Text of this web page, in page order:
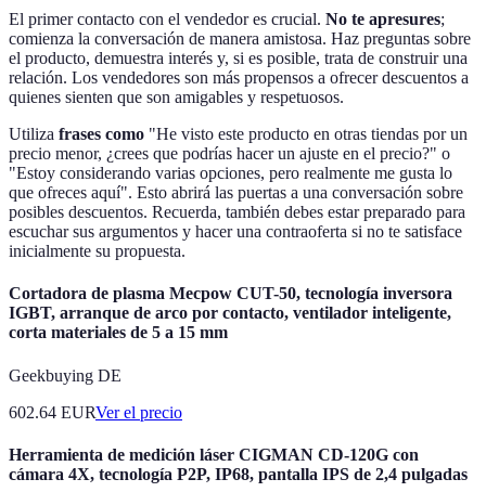
El primer contacto con el vendedor es crucial. No te apresures;
comienza la conversación de manera amistosa. Haz preguntas sobre
el producto, demuestra interés y, si es posible, trata de construir una
relación. Los vendedores son más propensos a ofrecer descuentos a
quienes sienten que son amigables y respetuosos.
Utiliza frases como "He visto este producto en otras tiendas por un
precio menor, ¿crees que podrías hacer un ajuste en el precio?" o
"Estoy considerando varias opciones, pero realmente me gusta lo
que ofreces aquí". Esto abrirá las puertas a una conversación sobre
posibles descuentos. Recuerda, también debes estar preparado para
escuchar sus argumentos y hacer una contraoferta si no te satisface
inicialmente su propuesta.
Cortadora de plasma Mecpow CUT-50, tecnología inversora
IGBT, arranque de arco por contacto, ventilador inteligente,
corta materiales de 5 a 15 mm
Geekbuying DE
602.64 EURVer el precio
Herramienta de medición láser CIGMAN CD-120G con
cámara 4X, tecnología P2P, IP68, pantalla IPS de 2,4 pulgadas